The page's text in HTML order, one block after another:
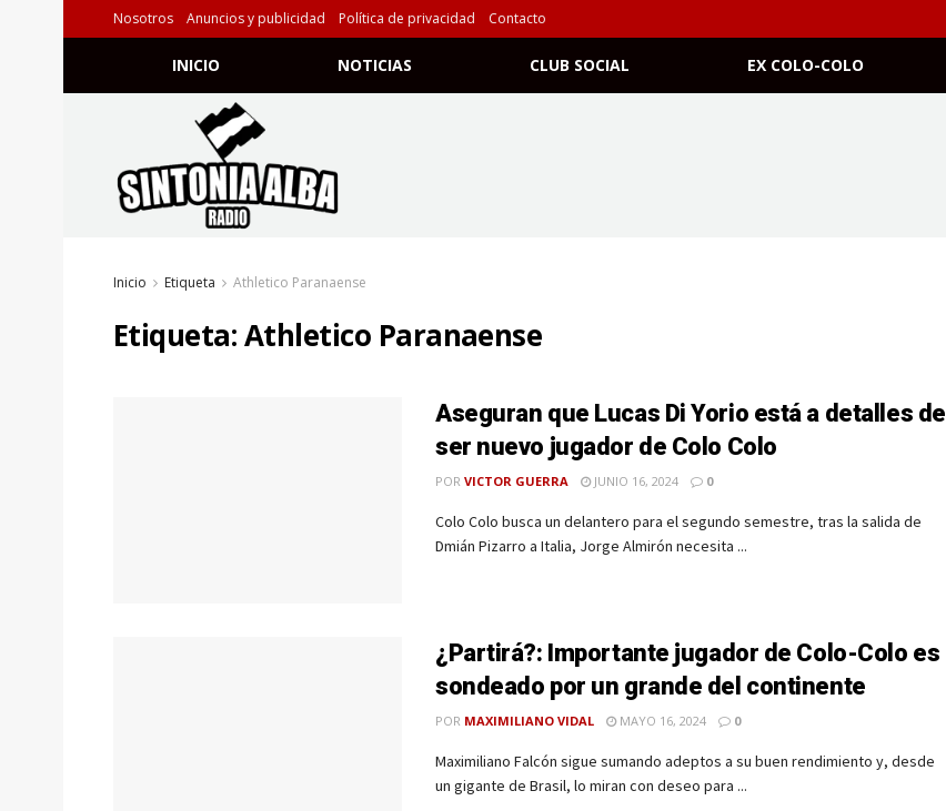
Nosotros Anuncios y publicidad Política de privacidad Contacto
INICIO NOTICIAS CLUB SOCIAL EX COLO-COLO
Inicio Etiqueta Athletico Paranaense
Etiqueta:Athletico Paranaense
Aseguran que Lucas Di Yorio está a detalles de
ser nuevo jugador de Colo Colo
POR VICTOR GUERRA JUNIO 16, 2024 0
Colo Colo busca un delantero para el segundo semestre, tras la salida de
Dmián Pizarro a Italia, Jorge Almirón necesita ...
¿Partirá?: Importante jugador de Colo-Colo es
sondeado por un grande del continente
POR MAXIMILIANO VIDAL MAYO 16, 2024 0
Maximiliano Falcón sigue sumando adeptos a su buen rendimiento y, desde
un gigante de Brasil, lo miran con deseo para ...